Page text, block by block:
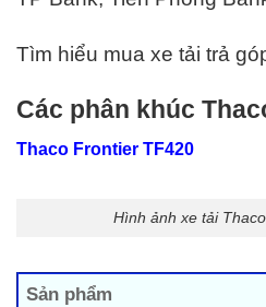
Tìm hiểu mua xe tải trả
Các phân khúc
Thaco Frontier TF420
Hình ảnh xe tải
Sản phẩm